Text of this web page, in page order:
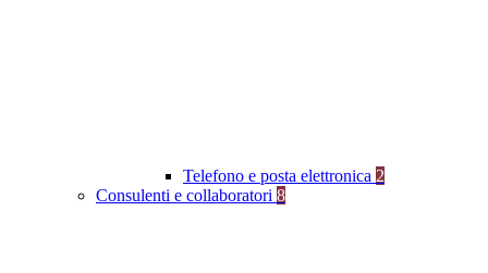
Telefono e posta elettronica 2
Consulenti e collaboratori 8